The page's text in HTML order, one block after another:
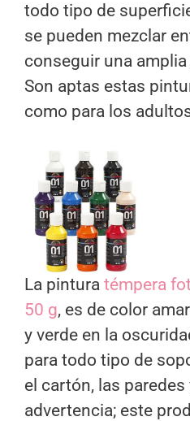
todo tipo de
se pueden mezclar
conseguir una
Son aptas estas
como para los
La pintura témpera
50 g, es de color
y verde en la
para todo tipo de
el cartón, las
advertencia; este